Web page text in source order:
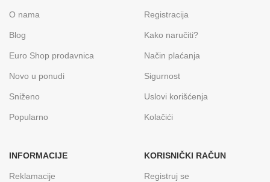
O nama
Blog
Euro Shop prodavnica
Novo u ponudi
Sniženo
Popularno
Registracija
Kako naručiti?
Način plaćanja
Sigurnost
Uslovi korišćenja
Kolačići
INFORMACIJE
Reklamacije
KORISNIČKI RAČUN
Registruj se